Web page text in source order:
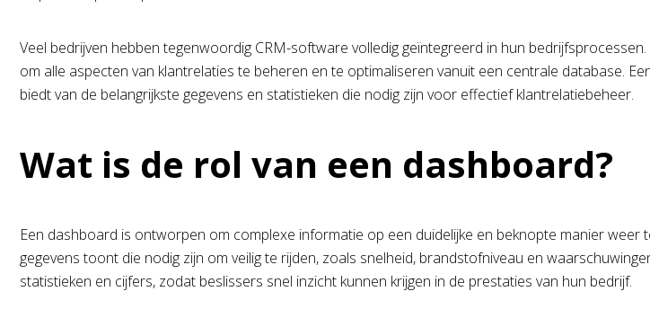
Veel bedrijven hebben tegenwoordig CRM-software volledig geïntegreerd in hun
om alle aspecten van klantrelaties te beheren en te optimaliseren vanuit een centrale database.
biedt van de belangrijkste gegevens en statistieken die nodig zijn voor effectief klantrelatiebeheer.
Wat is de rol van een dashboard?
Een dashboard is ontworpen om complexe informatie op een duidelijke en beknopte manier
gegevens toont die nodig zijn om veilig te rijden, zoals snelheid, brandstofniveau en
statistieken en cijfers, zodat beslissers snel inzicht kunnen krijgen in de prestaties van hun bedrijf.